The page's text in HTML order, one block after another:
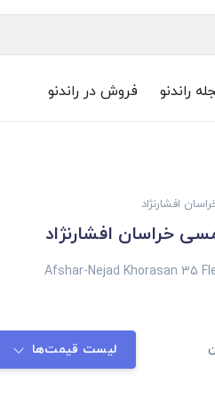
راندنو فروش در راندنو
افشارنژاد
Afshar-Nejad Khorasan 35
لیست قیمت‌ها